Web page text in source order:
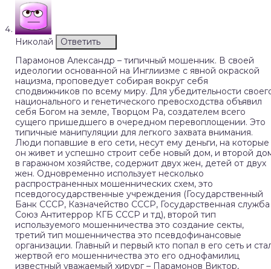
Николай
Ответить
Парамонов Александр – типичный мошенник. В своей
идеологии основанной на Инглиизме с явной окраской
нацизма, проповедует собирая вокруг себя
сподвижников по всему миру. Для убедительности
национального и генетического превосходства объявил
себя Богом на земле, Творцом Ра, создателем всего
сущего пришедшего в очередном перевоплощении. Это
типичные манипуляции для легкого захвата внимания.
Люди попавшие в его сети, несут ему деньги, на которые
он живет и успешно строит себе новый дом, и второй
в гаражном хозяйстве, содержит двух жен, детей от двух
жен. Одновременно использует несколько
распространенных мошеннических схем, это
псевдогосударственные учреждения (Государственный
Банк СССР, Казначейство СССР, Государственная служба
Союз Антитеррор КГБ СССР и тд), второй тип
используемого мошенничества это создание секты,
третий тип мошенничества это псевдофинансовые
организации. Главный и первый кто попал в его сеть и
жертвой его мошенничества это его однофамилиц
известный уважаемый хирург – Парамонов Виктор,